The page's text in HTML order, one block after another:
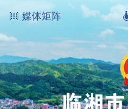
媒体矩阵